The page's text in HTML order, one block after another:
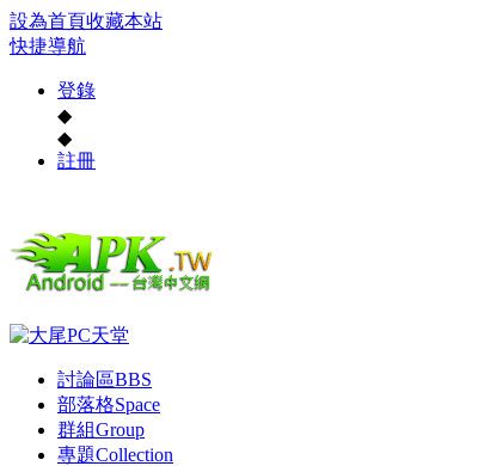
設為首頁收藏本站
快捷導航
登錄
◆
◆
註冊
討論區BBS
部落格Space
群組Group
專題Collection